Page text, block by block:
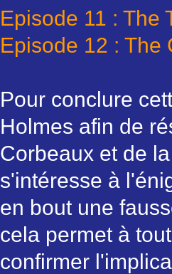
Episode 11 : The
Episode 12 : The
Pour conclure
Holmes afin de
Corbeaux et de
s'intéresse à
en bout une
cela permet à
confirmer